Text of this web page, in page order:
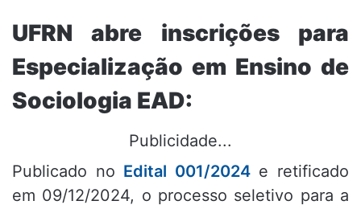
UFRN abre inscrições para
Especialização em Ensino de
Sociologia EAD:
Publicidade...
Publicado no Edital 001/2024e retificado
em 09/12/2024, o processo seletivo para a